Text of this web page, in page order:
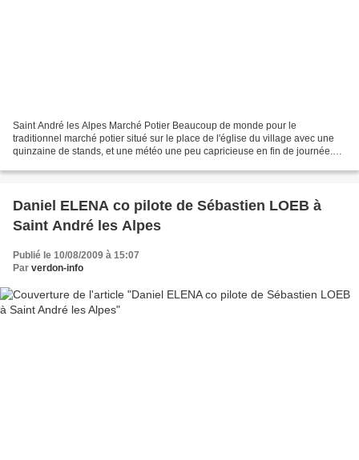
Saint André les Alpes Marché Potier Beaucoup de monde pour le
traditionnel marché potier situé sur le place de l'église du village avec une
quinzaine de stands, et une météo une peu capricieuse en fin de journée.
Daniel ELENA co pilote de Sébastien LOEB à
Saint André les Alpes
Publié le 10/08/2009 à 15:07
Par verdon-info